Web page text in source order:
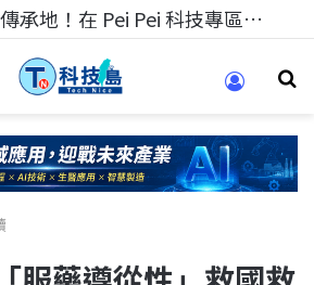
科技人的經驗傳承地！在 Pei Pei 科技專區，與學弟妹交流最硬核的技術